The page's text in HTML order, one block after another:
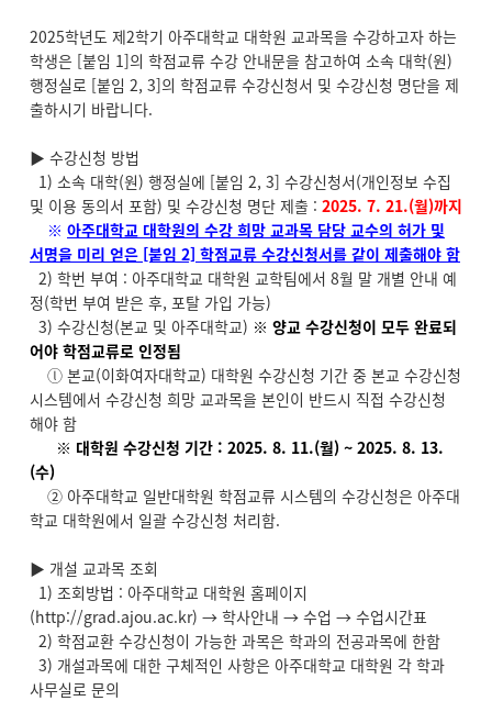
2025학년도 제2학기 아주대학교 대학원 교과목을 수강하고자 하는
학생은 [붙임 1]의 학점교류 수강 안내문을 참고하여 소속 대학(원)
행정실로 [붙임 2, 3]의 학점교류 수강신청서 및 수강신청 명단을 제
출하시기 바랍니다.
▶ 수강신청 방법
1) 소속 대학(원) 행정실에 [붙임 2, 3] 수강신청서(개인정보 수집
및 이용 동의서 포함) 및 수강신청 명단 제출 : 2025. 7. 21.(월)까지
※ 아주대학교 대학원의 수강 희망 교과목 담당 교수의 허가 및
서명을 미리 얻은 [붙임 2] 학점교류 수강신청서를 같이 제출해야 함
2) 학번 부여 : 아주대학교 대학원 교학팀에서 8월 말 개별 안내 예
정(학번 부여 받은 후, 포탈 가입 가능)
3) 수강신청(본교 및 아주대학교) ※ 양교 수강신청이 모두 완료되
어야 학점교류로 인정됨
ⓛ 본교(이화여자대학교) 대학원 수강신청 기간 중 본교 수강신청
시스템에서 수강신청 희망 교과목을 본인이 반드시 직접 수강신청
해야 함
※ 대학원 수강신청 기간 : 2025. 8. 11.(월) ~ 2025. 8. 13.
(수)
② 아주대학교 일반대학원 학점교류 시스템의 수강신청은 아주대
학교 대학원에서 일괄 수강신청 처리함.
▶ 개설 교과목 조회
1) 조회방법 : 아주대학교 대학원 홈페이지
(http://grad.ajou.ac.kr) → 학사안내 → 수업 → 수업시간표
2) 학점교환 수강신청이 가능한 과목은 학과의 전공과목에 한함
3) 개설과목에 대한 구체적인 사항은 아주대학교 대학원 각 학과
사무실로 문의